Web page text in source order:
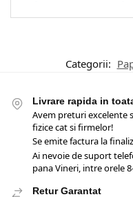
Categorii:
Livrare rapida in
Avem preturi excelente
fizice cat si firmelor!
Se emite factura la
Ai nevoie de suport
pana Vineri, intre orele
Retur Garantat